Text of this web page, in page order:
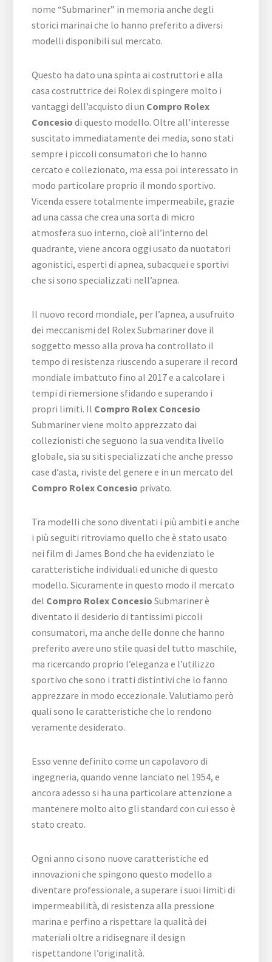
nome “Submariner” in memoria anche degli
storici marinai che lo hanno preferito a diversi
modelli disponibili sul mercato.
Questo ha dato una spinta ai costruttori e alla
casa costruttrice dei Rolex di spingere molto i
vantaggi dell’acquisto di un Compro Rolex
Concesio di questo modello. Oltre all’interesse
suscitato immediatamente dei media, sono stati
sempre i piccoli consumatori che lo hanno
cercato e collezionato, ma essa poi interessato in
modo particolare proprio il mondo sportivo.
Vicenda essere totalmente impermeabile, grazie
ad una cassa che crea una sorta di micro
atmosfera suo interno, cioè all’interno del
quadrante, viene ancora oggi usato da nuotatori
agonistici, esperti di apnea, subacquei e sportivi
che si sono specializzati nell’apnea.
Il nuovo record mondiale, per l’apnea, a usufruito
dei meccanismi del Rolex Submariner dove il
soggetto messo alla prova ha controllato il
tempo di resistenza riuscendo a superare il record
mondiale imbattuto fino al 2017 e a calcolare i
tempi di riemersione sfidando e superando i
propri limiti. Il Compro Rolex Concesio
Submariner viene molto apprezzato dai
collezionisti che seguono la sua vendita livello
globale, sia su siti specializzati che anche presso
case d’asta, riviste del genere e in un mercato del
Compro Rolex Concesio privato.
Tra modelli che sono diventati i più ambiti e anche
i più seguiti ritroviamo quello che è stato usato
nei film di James Bond che ha evidenziato le
caratteristiche individuali ed uniche di questo
modello. Sicuramente in questo modo il mercato
del Compro Rolex Concesio Submariner è
diventato il desiderio di tantissimi piccoli
consumatori, ma anche delle donne che hanno
preferito avere uno stile quasi del tutto maschile,
ma ricercando proprio l’eleganza e l’utilizzo
sportivo che sono i tratti distintivi che lo fanno
apprezzare in modo eccezionale. Valutiamo però
quali sono le caratteristiche che lo rendono
veramente desiderato.
Esso venne definito come un capolavoro di
ingegneria, quando venne lanciato nel 1954, e
ancora adesso si ha una particolare attenzione a
mantenere molto alto gli standard con cui esso è
stato creato.
Ogni anno ci sono nuove caratteristiche ed
innovazioni che spingono questo modello a
diventare professionale, a superare i suoi limiti di
impermeabilità, di resistenza alla pressione
marina e perfino a rispettare la qualità dei
materiali oltre a ridisegnare il design
rispettandone l’originalità.